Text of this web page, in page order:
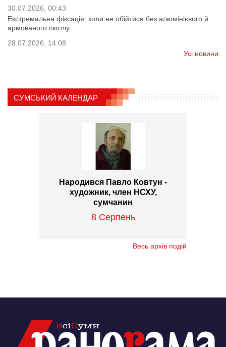
30.07.2026, 00:43
Екстремальна фіксація: коли не обійтися без алюмінієвого й
армованого скотчу
28.07.2026, 14:08
Усі новини
СУМСЬКИЙ КАЛЕНДАР
Народився Павло Ковтун -
художник, член НСХУ,
сумчанин
8 Серпень
Весь архів подій